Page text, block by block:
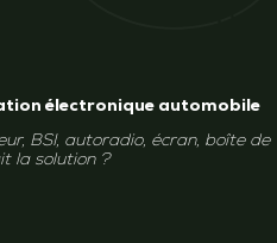
électronique automobile
BSI, autoradio, écran, boîte de
la solution ?